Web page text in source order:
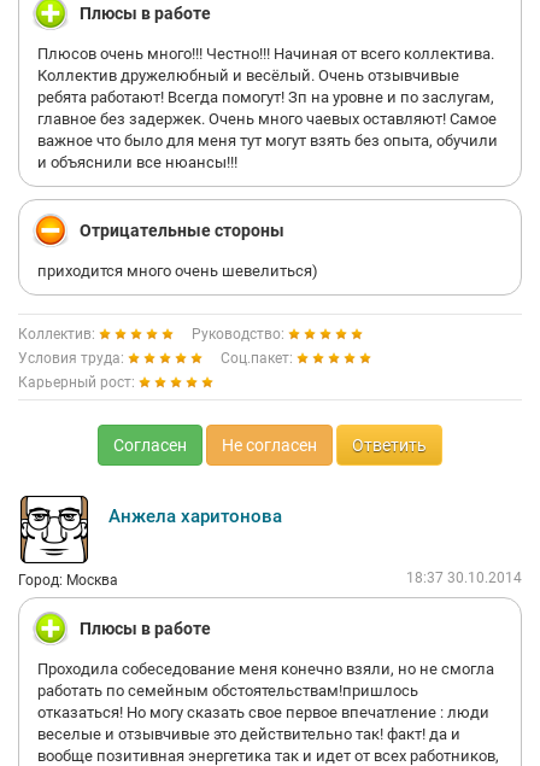
Плюсы в работе
Плюсов очень много!!! Честно!!! Начиная от всего коллектива.
Коллектив дружелюбный и весёлый. Очень отзывчивые
ребята работают! Всегда помогут! Зп на уровне и по заслугам,
главное без задержек. Очень много чаевых оставляют! Самое
важное что было для меня тут могут взять без опыта, обучили
и объяснили все нюансы!!!
Отрицательные стороны
приходится много очень шевелиться)
Коллектив:
Руководство:
Условия труда:
Соц.пакет:
Карьерный рост:
Согласен Не согласен Ответить
Анжела харитонова
Город: Москва 18:37 30.10.2014
Плюсы в работе
Проходила собеседование меня конечно взяли, но не смогла
работать по семейным обстоятельствам!пришлось
отказаться! Но могу сказать свое первое впечатление : люди
веселые и отзывчивые это действительно так! факт! да и
вообще позитивная энергетика так и идет от всех работников,